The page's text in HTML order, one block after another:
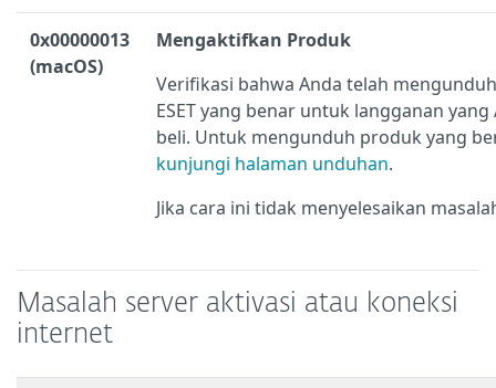
0x00000013
(macOS)
Mengaktifkan Produk
Verifikasi bahwa Anda telah
ESET yang benar untuk langganan yang
beli. Untuk mengunduh produk yang
kunjungi halaman unduhan.
Jika cara ini tidak menyelesaikan
Masalah server aktivasi atau koneksi
internet